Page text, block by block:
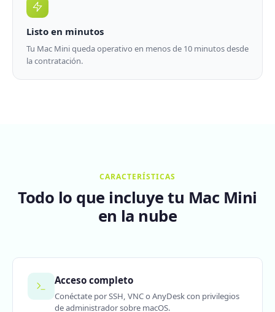
Listo en minutos
Tu Mac Mini queda operativo en menos de 10 minutos desde
la contratación.
CARACTERÍSTICAS
Todo lo que incluye tu Mac Mini
en la nube
Acceso completo
Conéctate por SSH, VNC o AnyDesk con privilegios
de administrador sobre macOS.